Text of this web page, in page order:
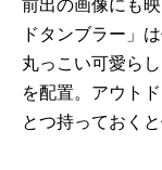
前出の画像にも
ドタンブラー」
丸っこい可愛ら
を配置。アウト
とつ持っておくと